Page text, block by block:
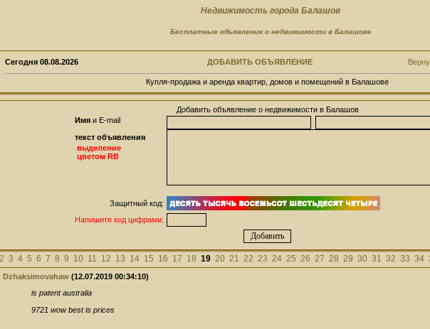
Недвижимость города Балашов
Бесплатные объявления о недвижимости в Балашове
Сегодня 08.08.2026 ДОБАВИТЬ ОБЪЯВЛЕНИЕ
Купля-продажа и аренда квартир, домов и помещений в Балашове
Добавить объявление о недвижимости в Балашов
Имя и E-mail
текст объявления
выделение
цветом RB
Защитный код:
Напишите код цифрами:
2 3 4 5 6 7 8 9 10 11 12 13 14 15 16 17 18 19 20 21 22 23 24 25 26 27 28 29 30 31 32 33 34
Dzhaksimovahaw (12.07.2019 00:34:10)
is patent australia
9721 wow best is prices